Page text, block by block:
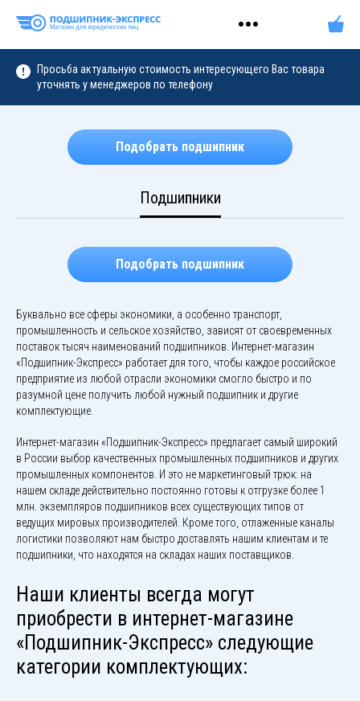
Просьба актуальную стоимость интересующего Вас товара
уточнять у менеджеров по телефону
Подобрать подшипник
Подшипники
Подобрать подшипник
Буквально все сферы экономики, а особенно транспорт,
промышленность и сельское хозяйство, зависят от своевременных
поставок тысяч наименований подшипников. Интернет-магазин
«Подшипник-Экспресс» работает для того, чтобы каждое российское
предприятие из любой отрасли экономики смогло быстро и по
разумной цене получить любой нужный подшипник и другие
комплектующие.
Интернет-магазин «Подшипник-Экспресс» предлагает самый широкий
в России выбор качественных промышленных подшипников и других
промышленных компонентов. И это не маркетинговый трюк: на
нашем складе действительно постоянно готовы к отгрузке более 1
млн. экземпляров подшипников всех существующих типов от
ведущих мировых производителей. Кроме того, отлаженные каналы
логистики позволяют нам быстро доставлять нашим клиентам и те
подшипники, что находятся на складах наших поставщиков.
Наши клиенты всегда могут
приобрести в интернет-магазине
«Подшипник-Экспресс» следующие
категории комплектующих: